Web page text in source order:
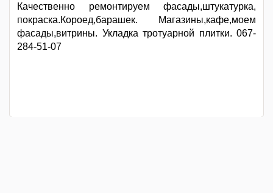
Качественно ремонтируем фасады,штукатурка,
покраска.Короед,барашек. Магазины,кафе,моем
фасады,витрины. Укладка тротуарной плитки. 067-
284-51-07